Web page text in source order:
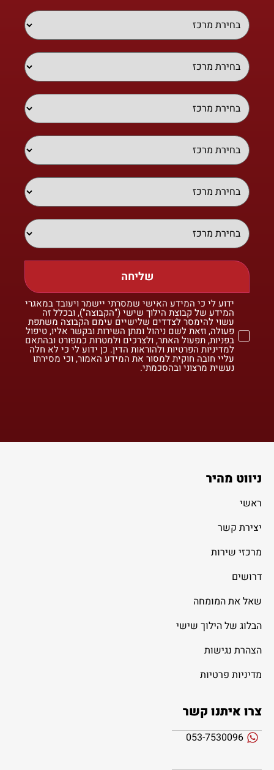
שליחה
ידוע לי כי המידע האישי שמסרתי יישמר ויעובד במאגרי
המידע של קבוצת הילוך שישי ("הקבוצה"), ובכלל זה
עשוי להימסר לצדדים שלישיים עימם הקבוצה משתפת
פעולה, וזאת לשם ניהול ומתן השירות ובקשר אליו, טיפול
בפניות, תפעול האתר, ולצרכים ולמטרות כמפורט ובהתאם
למדיניות הפרטיות ולהוראות הדין. כן ידוע לי כי לא חלה
עליי חובה חוקית למסור את המידע האמור, וכי מסירתו
נעשית מרצוני ובהסכמתי.
ניווט מהיר
ראשי
יצירת קשר
מרכזי שירות
דרושים
שאל את המומחה
הבלוג של הילוך שישי
הצהרת נגישות
מדיניות פרטיות
צרו איתנו קשר
053-7530096